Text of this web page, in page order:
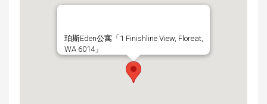
珀斯Eden公寓「1 Finishline View, Floreat,
WA 6014」